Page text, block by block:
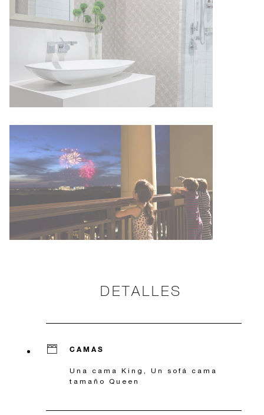
DETALLES
CAMAS
Una cama King, Un sofá cama
tamaño Queen